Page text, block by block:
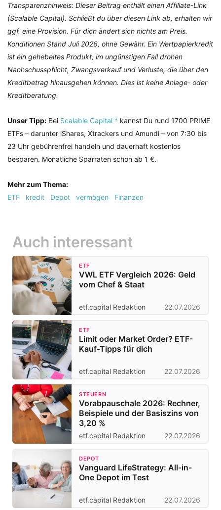
Transparenzhinweis: Dieser Beitrag enthält einen Affiliate-Link
(Scalable Capital). Schließt du über diesen Link ab, erhalten wir
ggf. eine Provision. Für dich ändert sich nichts am Preis.
Konditionen Stand Juli 2026, ohne Gewähr. Ein Wertpapierkredit
ist ein gehebeltes Produkt; im ungünstigen Fall drohen
Nachschusspflicht, Zwangsverkauf und Verluste, die über den
Kreditbetrag hinausgehen können. Dies ist keine Anlage- oder
Kreditberatung.
Unser Tipp: Bei Scalable Capital * kannst Du rund 1700 PRIME
ETFs – darunter iShares, Xtrackers und Amundi – von 7:30 bis
23 Uhr gebührenfrei handeln und dauerhaft kostenlos
besparen. Monatliche Sparraten schon ab 1 €.
Mehr zum Thema:
ETF
kredit Depot vermögen Finanzen
Auch interessant
ETF
VWL ETF Vergleich 2026: Geld
vom Chef & Staat
etf.capital Redaktion 22.07.2026
ETF
Limit oder Market Order? ETF-
Kauf-Tipps für dich
etf.capital Redaktion 22.07.2026
STEUERN
Vorabpauschale 2026: Rechner,
Beispiele und der Basiszins von
3,20 %
etf.capital Redaktion 22.07.2026
DEPOT
Vanguard LifeStrategy: All-in-
One Depot im Test
etf.capital Redaktion 22.07.2026